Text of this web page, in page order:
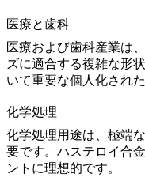
医療と歯科
医療および歯科産業は
ズに適合する複雑な形
いて重要な個人化され
化学処理
化学処理用途は、極端
要です。ハステロイ合
ントに理想的です。